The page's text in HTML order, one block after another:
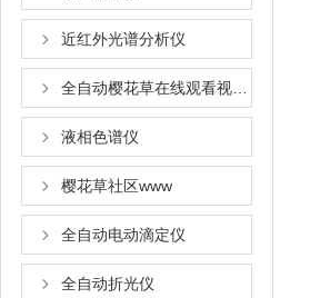
近红外光谱分析仪
液相色谱仪
樱花草社区www
全自动电动滴定仪
全自动折光仪